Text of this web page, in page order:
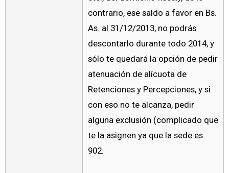
contrario, ese saldo a favor en Bs.
As. al 31/12/2013, no podrás
descontarlo durante todo 2014, y
sólo te quedará la opción de pedir
atenuación de alícuota de
Retenciones y Percepciones, y si
con eso no te alcanza, pedir
alguna exclusión (complicado que
te la asignen ya que la sede es
902.